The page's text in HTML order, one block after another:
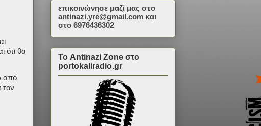
ότι θα
από
τον
επικοινώνησε μαζί μας στο
antinazi.yre@gmail.com και
στο 6976436302
Το Antinazi Zone στο
portokaliradio.gr